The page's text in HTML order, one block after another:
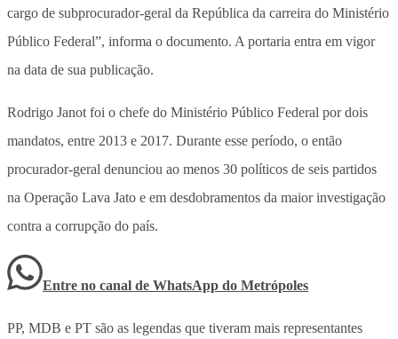
cargo de subprocurador-geral da República da carreira do Ministério
Público Federal”, informa o documento. A portaria entra em vigor
na data de sua publicação.
Rodrigo Janot foi o chefe do Ministério Público Federal por dois
mandatos, entre 2013 e 2017. Durante esse período, o então
procurador-geral denunciou ao menos 30 políticos de seis partidos
na Operação Lava Jato e em desdobramentos da maior investigação
contra a corrupção do país.
Entre no canal de WhatsApp do Metrópoles
PP, MDB e PT são as legendas que tiveram mais representantes